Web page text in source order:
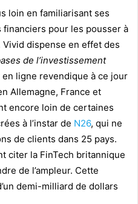
loin en familiarisant ses
pour les pousser à
dispense en effet des
de l’investissement
en ligne revendique à ce jour
Allemagne, France et
encore loin de certaines
à l’instar de N26, qui ne
de clients dans 25 pays.
citer la FinTech britannique
de l’ampleur. Cette
demi-milliard de dollars